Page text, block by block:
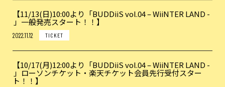
【11/13(日)10:00より「BUDDiiS vol.04 – WiiNTER LAND -
」一般発売スタート！！】
2022.11.12 TICKET
【10/17(月)12:00より「BUDDiiS vol.04 – WiiNTER LAND -
」ローソンチケット・楽天チケット会員先行受付スター
ト！！】